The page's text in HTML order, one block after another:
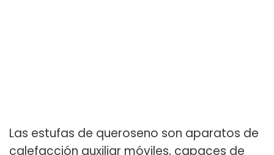
Las estufas de queroseno son aparatos de
calefacción auxiliar móviles, capaces de